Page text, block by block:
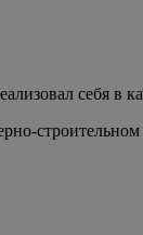
себя в
строительном